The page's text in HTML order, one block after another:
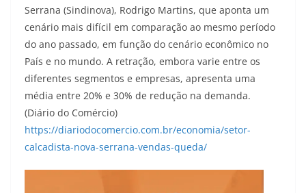
Serrana (Sindinova), Rodrigo Martins, que aponta um
cenário mais difícil em comparação ao mesmo período
do ano passado, em função do cenário econômico no
País e no mundo. A retração, embora varie entre os
diferentes segmentos e empresas, apresenta uma
média entre 20% e 30% de redução na demanda.
(Diário do Comércio)
https://diariodocomercio.com.br/economia/setor-
calcadista-nova-serrana-vendas-queda/